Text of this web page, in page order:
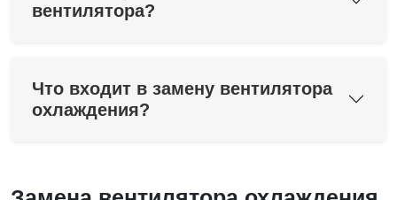
вентилятора?
Что входит в замену вентилятора
охлаждения?